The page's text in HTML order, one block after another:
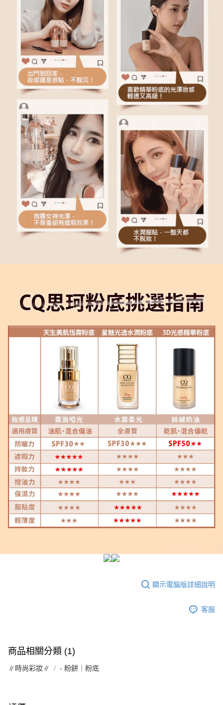
顯示電腦版詳細說明
客服
商品相關分類 (1)
∥時尚彩妝∥ - 粉餅｜粉底